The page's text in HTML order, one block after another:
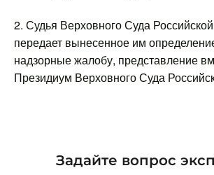
2. Судья Верховного Суда
передает вынесенное им
надзорные жалобу, представление
Президиум Верховного Суда
Задайте вопрос